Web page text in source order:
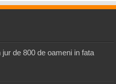
de 800 de oameni in fata